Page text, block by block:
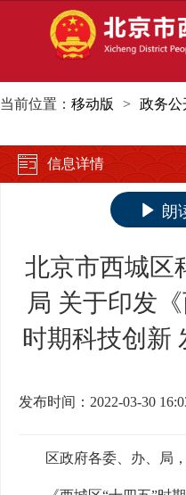
当前位置： 移动版 > 政务公
信息详情
朗
北京市西城区
局 关于印发
时期科技创新
发布时间：2022-03-30
区政府各委、办、局